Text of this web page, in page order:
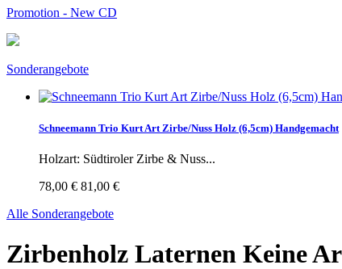
Promotion - New CD
Sonderangebote
Schneemann Trio Kurt Art Zirbe/Nuss Holz (6,5cm) Handgemacht
Holzart: Südtiroler Zirbe & Nuss...
78,00 € 81,00 €
Alle Sonderangebote
Zirbenholz Laternen Keine